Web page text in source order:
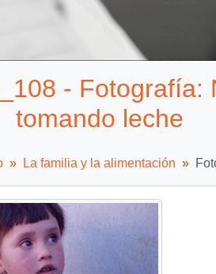
- Fotografía:
tomando leche
La familia y la alimentación